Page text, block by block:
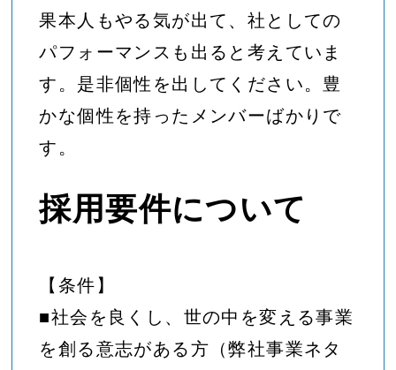
果本人もやる気が出て、社としての
パフォーマンスも出ると考えていま
す。是非個性を出してください。豊
かな個性を持ったメンバーばかりで
す。
採用要件について
【条件】
■社会を良くし、世の中を変える事業
を創る意志がある方（弊社事業ネタ